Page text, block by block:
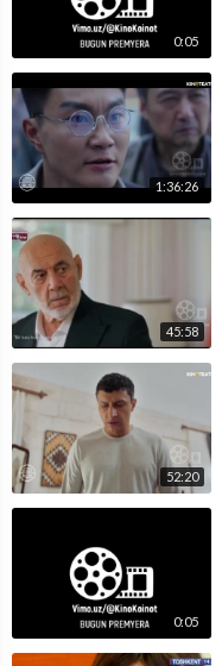
0:05
1:36:26
45:58
52:20
0:05